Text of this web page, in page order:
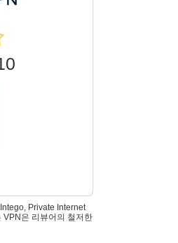
Private Internet
은 리뷰어의 철저한